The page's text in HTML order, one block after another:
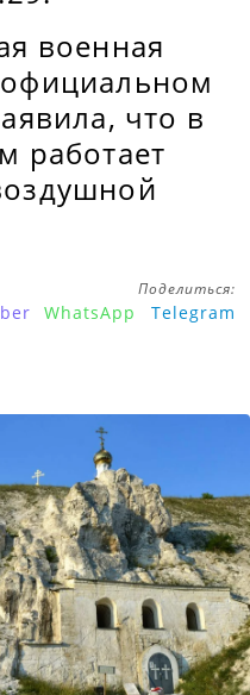
военная
что в
работает
Поделиться:
WhatsApp Telegram